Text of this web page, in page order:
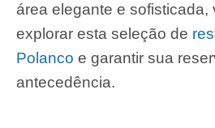
área elegante e sofisticada,
explorar esta seleção de
Polanco e garantir sua
antecedência.